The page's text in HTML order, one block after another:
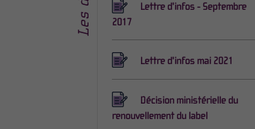
Lettre d'infos - Septembre
2017
Lettre d'infos mai 2021
Décision ministérielle du
renouvellement du label